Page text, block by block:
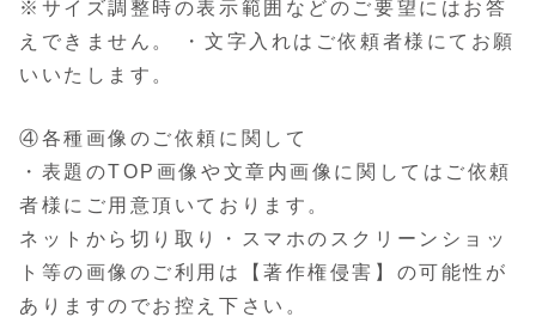
※サイズ調整時の表示範囲などのご要望にはお答
えできません。 ・文字入れはご依頼者様にてお願
いいたします。
④各種画像のご依頼に関して
・表題のTOP画像や文章内画像に関してはご依頼
者様にご用意頂いております。
ネットから切り取り・スマホのスクリーンショッ
ト等の画像のご利用は【著作権侵害】の可能性が
ありますのでお控え下さい。